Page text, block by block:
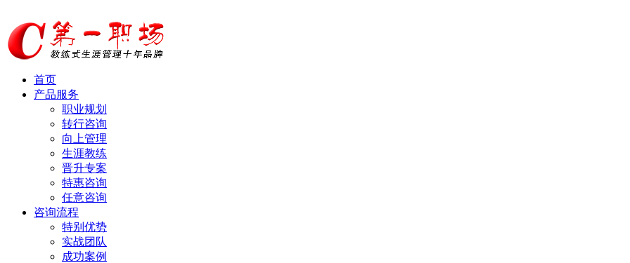
首页
产品服务
职业规划
转行咨询
向上管理
生涯教练
晋升专案
特惠咨询
任意咨询
咨询流程
特别优势
实战团队
成功案例